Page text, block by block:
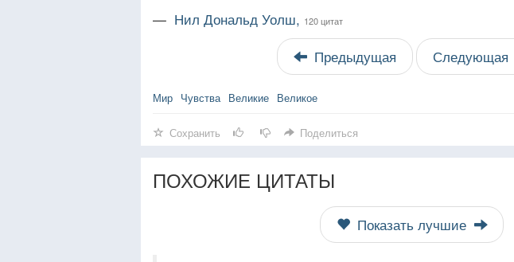
— Нил Дональд Уолш, 120 цитат
Предыдущая Следующая
Мир Чувства Великие Великое
Сохранить Поделиться
ПОХОЖИЕ ЦИТАТЫ
Показать лучшие